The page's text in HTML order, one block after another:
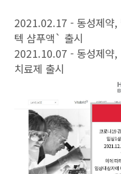
2021.02.17 - 동성제약,
텍 샴푸액` 출시
2021.10.07 - 동성제약,
치료제 출시